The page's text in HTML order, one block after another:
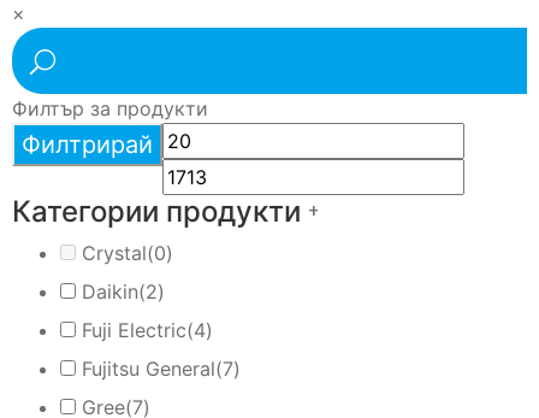
×
Филтър за продукти
Филтрирай
Категории продукти +
Crystal(0)
Daikin(2)
Fuji Electric(4)
Fujitsu General(7)
Gree(7)